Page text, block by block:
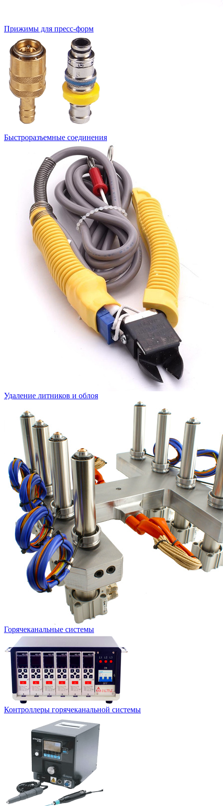
Прижимы для пресс-форм
Быстроразъемные соединения
Удаление литников и облоя
Горячеканальные системы
Контроллеры горячеканальной системы